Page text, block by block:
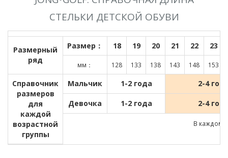
СТЕЛЬКИ ДЕТСКОЙ ОБУВИ
Размерный
ряд
Размер： 18 19 20 21 22 23
мм： 128 133 138 143 148 153
Справочник
размеров
для
каждой
возрастной
группы
Мальчик 1-2 года 2-4
Девочка 1-2 года 2-4
В каждом